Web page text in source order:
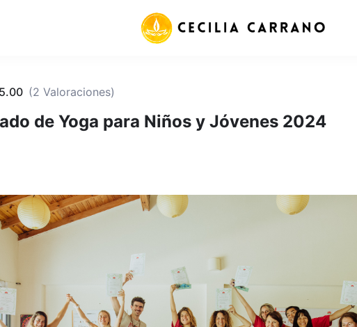
5.00 (2 Valoraciones)
de Yoga para Niños y Jóvenes 2024